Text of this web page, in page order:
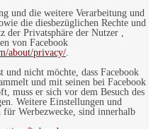
und die weitere Verarbeitung und
die diesbezüglichen Rechte und
der Privatsphäre der Nutzer ,
von Facebook
about/privacy/.
nicht möchte, dass Facebook
und mit seinen bei Facebook
muss er sich vor dem Besuch des
Weitere Einstellungen und
Werbezwecke, sind innerhalb